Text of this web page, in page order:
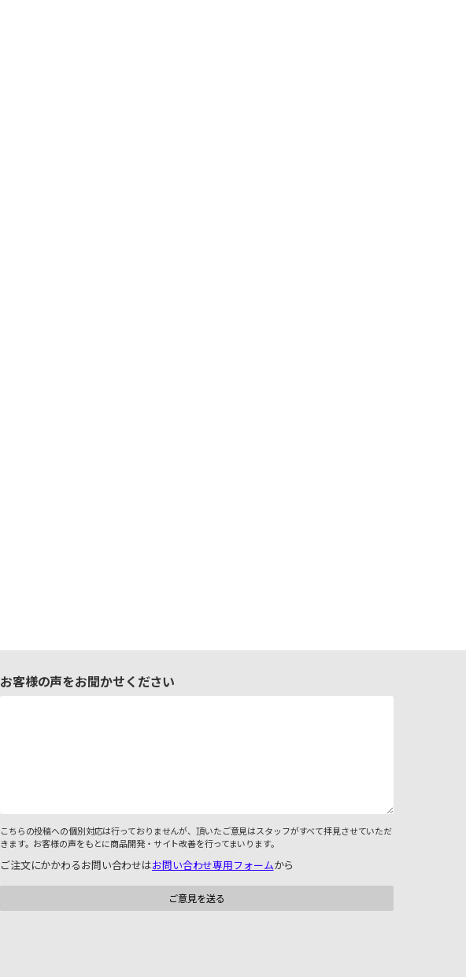
お客様の声をお聞かせください
こちらの投稿への個別対応は行っておりませんが、頂いたご意見はスタッフがすべて拝見させていただ
きます。お客様の声をもとに商品開発・サイト改善を行ってまいります。
ご注文にかかわるお問い合わせはお問い合わせ専用フォームから